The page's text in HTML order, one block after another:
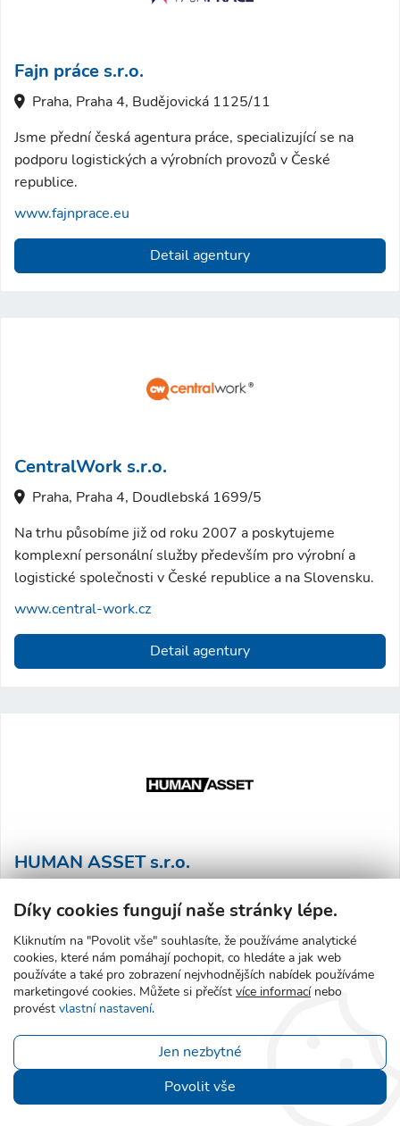
Díky cookies fungují naše stránky lépe.
Kliknutím na "Povolit vše" souhlasíte, že používáme analytické
cookies, které nám pomáhají pochopit, co hledáte a jak web
používáte a také pro zobrazení nejvhodnějších nabídek používáme
marketingové cookies. Můžete si přečíst více informacínebo
provést vlastní nastavení.
Jen nezbytné
Povolit vše
Fajn práce s.r.o.
Praha, Praha 4, Budějovická 1125/11
Jsme přední česká agentura práce, specializující se na
podporu logistických a výrobních provozů v České
republice.
www.fajnprace.eu
Detail agentury
CentralWork s.r.o.
Praha, Praha 4, Doudlebská 1699/5
Na trhu působíme již od roku 2007 a poskytujeme
komplexní personální služby především pro výrobní a
logistické společnosti v České republice a na Slovensku.
www.central-work.cz
Detail agentury
HUMAN ASSET s.r.o.
pracovní síly pro krátkodobé i dlouhodobé potřeby
klientů: personální leasing, recruitment, vyhledávání
talentů a HR poradenství.
Detail agentury